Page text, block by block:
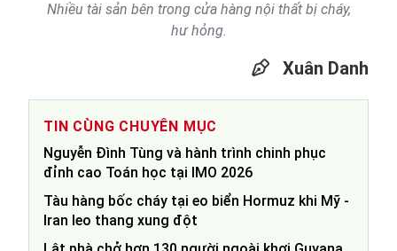
Nhiều tài sản bên trong cửa hàng nội thất bị cháy,
hư hỏng.
Xuân Danh
TIN CÙNG CHUYÊN MỤC
Nguyễn Đình Tùng và hành trình chinh phục
đỉnh cao Toán học tại IMO 2026
Tàu hàng bốc cháy tại eo biển Hormuz khi Mỹ -
Iran leo thang xung đột